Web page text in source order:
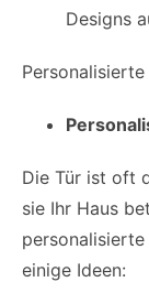
Designs
Die Tür ist oft
sie Ihr Haus
einige Ideen: